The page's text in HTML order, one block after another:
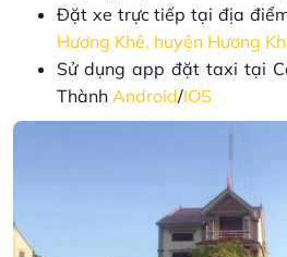
Đặt xe trực tiếp tại địa
Hương Khê, huyện Hương
Sử dụng app đặt taxi tại
Thành Android/IOS